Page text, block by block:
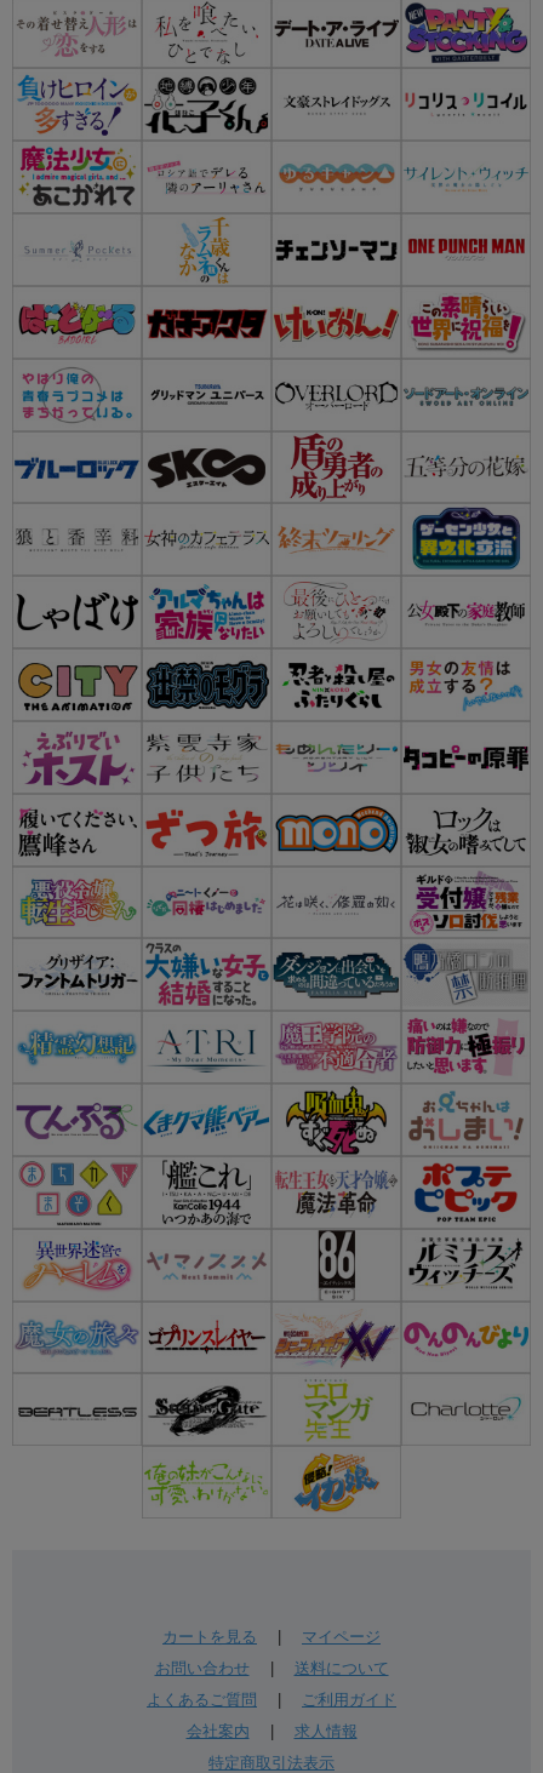
カートを見る
マイページ
お問い合わせ| 送料について
よくあるご質問
ご利用ガイド
会社案内
求人情報
特定商取引法表示